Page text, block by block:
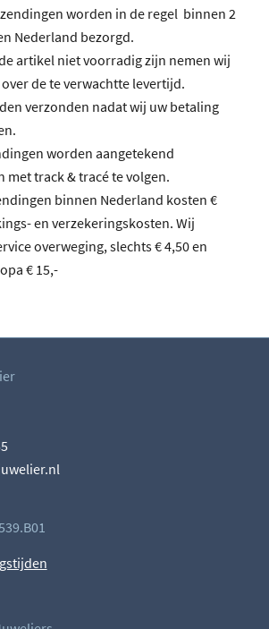
worden in de regel binnen 2
Nederland bezorgd.
artikel niet voorradig zijn nemen wij
de te verwachtte levertijd.
verzonden nadat wij uw betaling
worden aangetekend
met track & tracé te volgen.
binnen Nederland kosten €
en verzekeringskosten. Wij
overweging, slechts € 4,50 en
€ 15,-